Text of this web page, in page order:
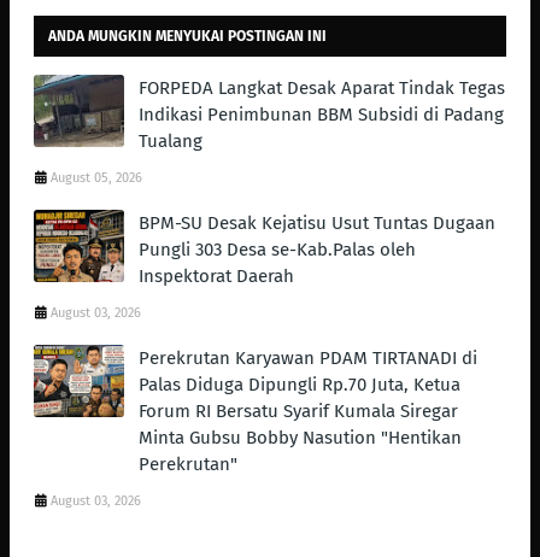
ANDA MUNGKIN MENYUKAI POSTINGAN INI
FORPEDA Langkat Desak Aparat Tindak Tegas
Indikasi Penimbunan BBM Subsidi di Padang
Tualang
August 05, 2026
BPM-SU Desak Kejatisu Usut Tuntas Dugaan
Pungli 303 Desa se-Kab.Palas oleh
Inspektorat Daerah
August 03, 2026
Perekrutan Karyawan PDAM TIRTANADI di
Palas Diduga Dipungli Rp.70 Juta, Ketua
Forum RI Bersatu Syarif Kumala Siregar
Minta Gubsu Bobby Nasution "Hentikan
Perekrutan"
August 03, 2026